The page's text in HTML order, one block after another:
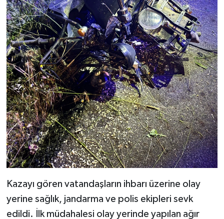
Kazayı gören vatandaşların ihbarı üzerine olay
yerine sağlık, jandarma ve polis ekipleri sevk
edildi. İlk müdahalesi olay yerinde yapılan ağır